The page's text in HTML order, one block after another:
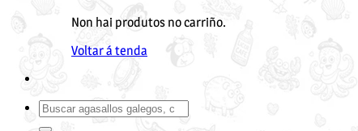
Non hai produtos no carriño.
Voltar á tenda
Buscar
por: